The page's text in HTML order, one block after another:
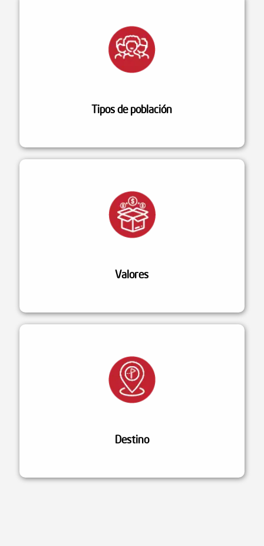
Tipos de población
Valores
Destino